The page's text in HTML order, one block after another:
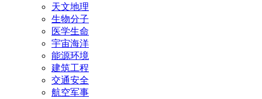
天文地理
生物分子
医学生命
宇宙海洋
能源环境
建筑工程
交通安全
航空军事